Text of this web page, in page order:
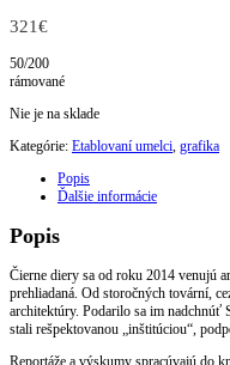
321€
50/200
rámované
Nie je na sklade
Kategórie: Etablovaní umelci, grafika
Popis
Ďalšie informácie
Popis
Čierne diery sa od roku 2014 venujú
prehliadaná. Od storočných tovární,
architektúry. Podarilo sa im nadchnúť
stali rešpektovanou „inštitúciou“,
Reportáže a výskumy spracúvajú do